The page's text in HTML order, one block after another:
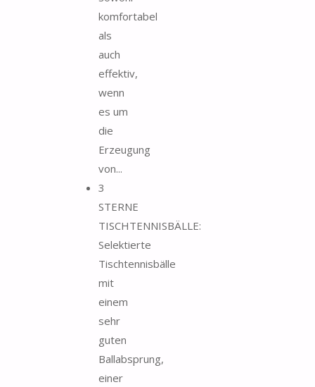
komfortabel
als
auch
effektiv,
wenn
es um
die
Erzeugung
von...
3
STERNE
TISCHTENNISBÄLLE:
Selektierte
Tischtennisbälle
mit
einem
sehr
guten
Ballabsprung,
einer